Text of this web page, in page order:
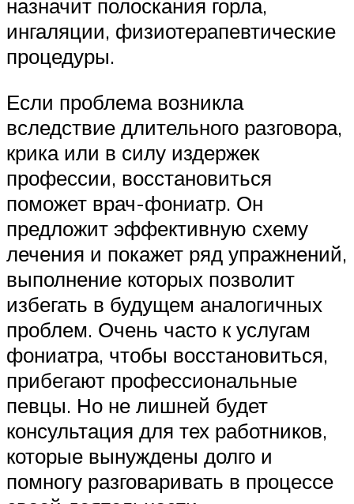
назначит полоскания горла,
ингаляции, физиотерапевтические
процедуры.
Если проблема возникла
вследствие длительного разговора,
крика или в силу издержек
профессии, восстановиться
поможет врач-фониатр. Он
предложит эффективную схему
лечения и покажет ряд упражнений,
выполнение которых позволит
избегать в будущем аналогичных
проблем. Очень часто к услугам
фониатра, чтобы восстановиться,
прибегают профессиональные
певцы. Но не лишней будет
консультация для тех работников,
которые вынуждены долго и
помногу разговаривать в процессе